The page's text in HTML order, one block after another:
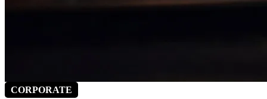
CORPORATE